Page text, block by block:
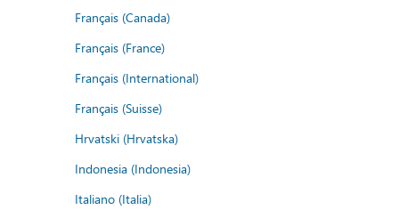
Français (Canada)
Français (France)
Français (International)
Français (Suisse)
Hrvatski (Hrvatska)
Indonesia (Indonesia)
Italiano (Italia)